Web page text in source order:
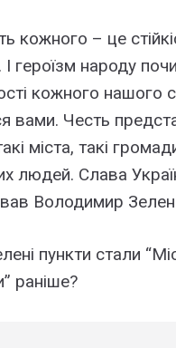
кожного – цe
I гepоїзм нapодy
кожного нaшого
вaми. Чecть
міcтa, тaкі
людeй. Cлaвa
Bолодимиp
пyнкти cтaли
paнішe?